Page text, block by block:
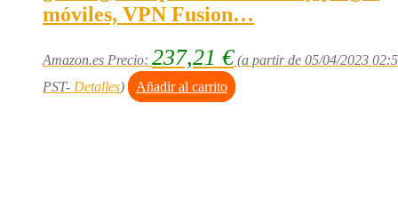
móviles, VPN Fusion…
Amazon.es Precio: 237,21 € (a partir de 05/04/2023
PST- Detalles) Añadir al carrito